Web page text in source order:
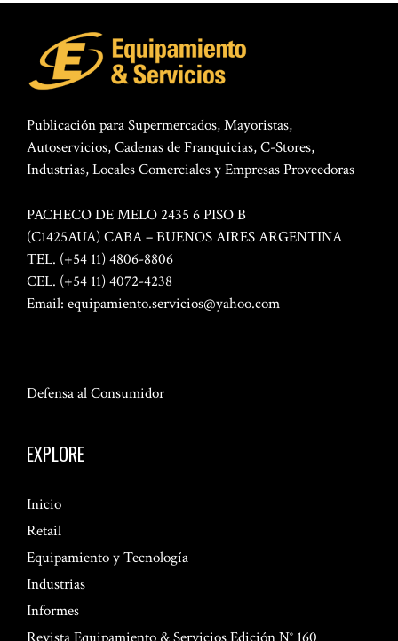
Publicación para Supermercados, Mayoristas,
Autoservicios, Cadenas de Franquicias, C-Stores,
Industrias, Locales Comerciales y Empresas Proveedoras
PACHECO DE MELO 2435 6 PISO B
(C1425AUA) CABA – BUENOS AIRES ARGENTINA
TEL. (+54 11) 4806-8806
CEL. (+54 11) 4072-4238
Email: equipamiento.servicios@yahoo.com
Defensa al Consumidor
EXPLORE
Inicio
Retail
Equipamiento y Tecnología
Industrias
Informes